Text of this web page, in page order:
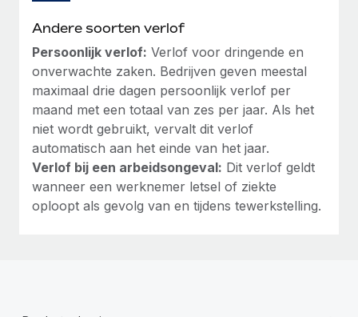
Andere soorten verlof
Persoonlijk verlof: Verlof voor dringende en
onverwachte zaken. Bedrijven geven meestal
maximaal drie dagen persoonlijk verlof per
maand met een totaal van zes per jaar. Als het
niet wordt gebruikt, vervalt dit verlof
automatisch aan het einde van het jaar.
Verlof bij een arbeidsongeval: Dit verlof geldt
wanneer een werknemer letsel of ziekte
oploopt als gevolg van en tijdens tewerkstelling.